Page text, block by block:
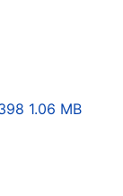
1.06 MB